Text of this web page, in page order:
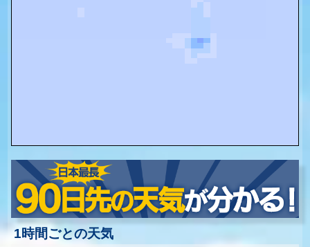
1時間ごとの天気